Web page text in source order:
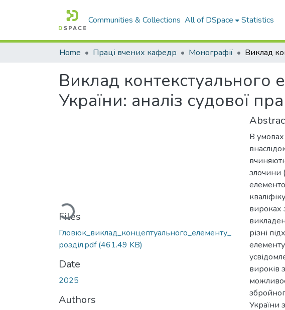
Communities & Collections All of DSpace Statistics
Home Праці вчених кафедр Монографії
Виклад контекстуального
України: аналіз судової
Loading...
Files
Гловюк_виклад_концептуального_елементу_
розділ.pdf(461.49 KB)
Date
2025
Authors
В
злочини
вироках
різні
вироків
України